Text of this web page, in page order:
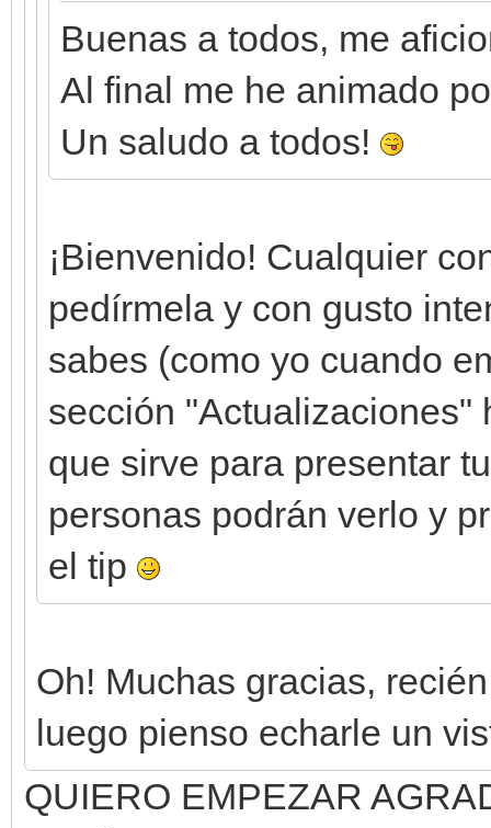
Buenas a todos, me
Al final me he animado
Un saludo a todos!
¡Bienvenido! Cualquier
pedírmela y con gusto
sabes (como yo cuando
sección "Actualizaciones"
que sirve para presentar
personas podrán verlo y
el tip
Oh! Muchas gracias,
luego pienso echarle un
QUIERO EMPEZAR